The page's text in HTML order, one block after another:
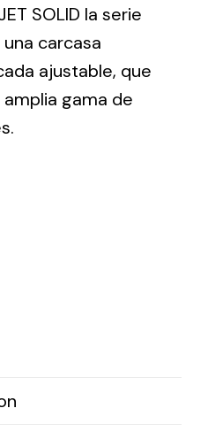
para todo tipo
SOLID la serie
carcasa
ajustable, que
gama de